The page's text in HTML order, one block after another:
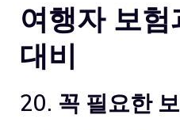
여행자 보
대비
20. 꼭 필요한